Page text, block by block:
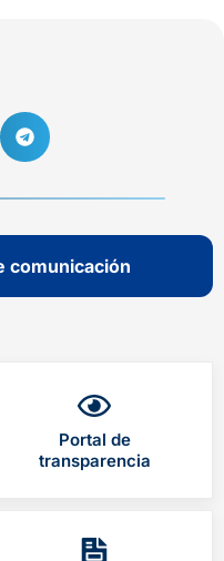
comunicación
Portal de
transparencia